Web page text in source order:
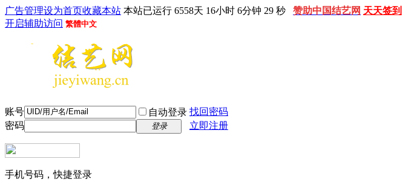
广告管理设为首页收藏本站 本站已运行 6558天 16小时 6分钟 30 秒 赞助中国结艺网 天天签到
开启辅助访问 繁體中文
账号 自动登录 找回密码
密码
登录 立即注册
手机号码，快捷登录